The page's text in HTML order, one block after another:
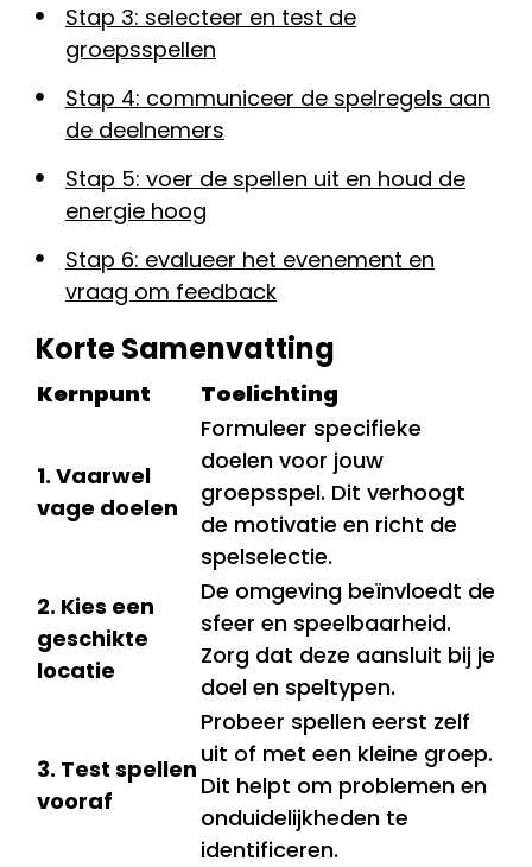
Stap 3: selecteer en test de
groepsspellen
Stap 4: communiceer de spelregels aan
de deelnemers
Stap 5: voer de spellen uit en houd de
energie hoog
Stap 6: evalueer het evenement en
vraag om feedback
Korte Samenvatting
Kernpunt Toelichting
1. Vaarwel
vage doelen
Formuleer specifieke
doelen voor jouw
groepsspel. Dit verhoogt
de motivatie en richt de
spelselectie.
2. Kies een
geschikte
locatie
De omgeving beïnvloedt de
sfeer en speelbaarheid.
Zorg dat deze aansluit bij je
doel en speltypen.
3. Test spellen
vooraf
Probeer spellen eerst zelf
uit of met een kleine groep.
Dit helpt om problemen en
onduidelijkheden te
identificeren.